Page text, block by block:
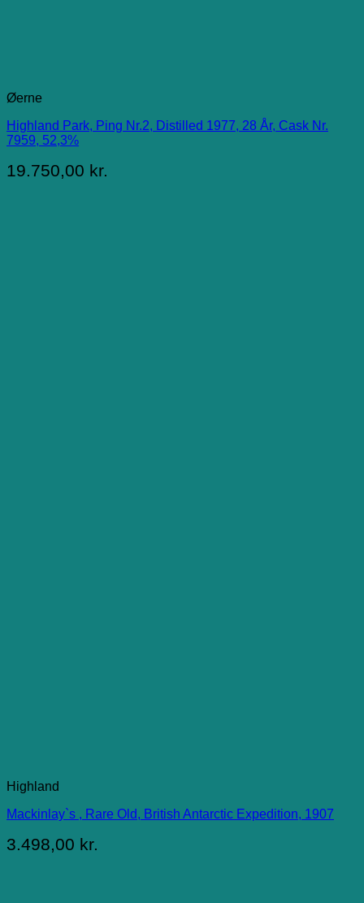
Øerne
Highland Park, Ping Nr.2, Distilled 1977, 28 År, Cask Nr.
7959, 52,3%
19.750,00 kr.
Highland
Mackinlay`s , Rare Old, British Antarctic Expedition, 1907
3.498,00 kr.